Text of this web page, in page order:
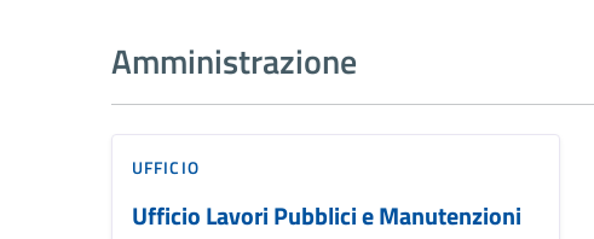
Amministrazione
UFFICIO
Ufficio Lavori Pubblici e Manutenzioni